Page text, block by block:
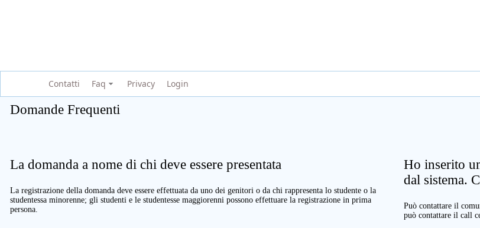
Contatti Faq Privacy Login
Domande Frequenti
La domanda a nome di chi deve essere presentata
La registrazione della domanda deve essere effettuata da uno dei genitori o da chi rappresenta lo studente o la
studentessa minorenne; gli studenti e le studentesse maggiorenni possono effettuare la registrazione in prima
persona.
Ho inserito
dal sistema.
Può contattare il
può contattare il call